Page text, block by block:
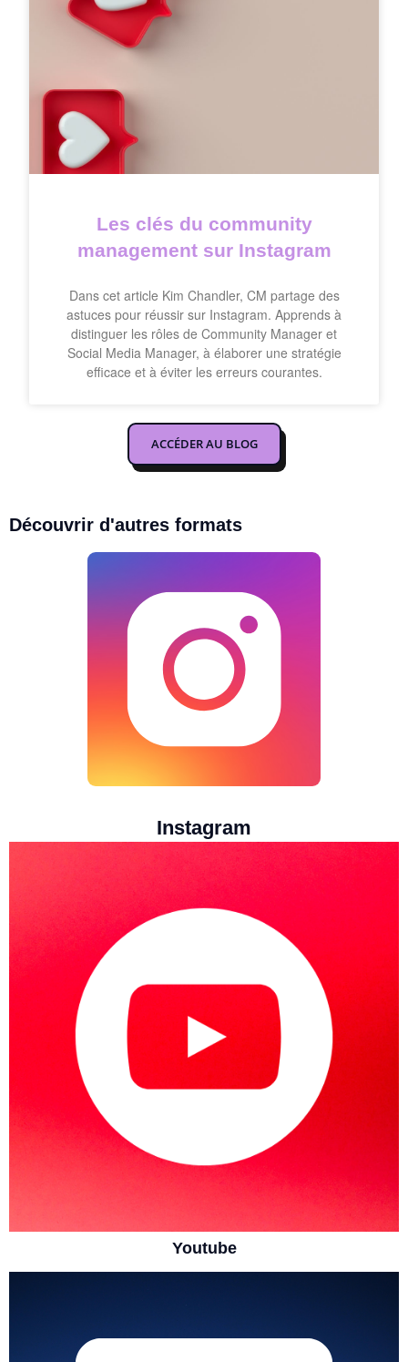
Les clés du community
management sur Instagram
Dans cet article Kim Chandler, CM partage des
astuces pour réussir sur Instagram. Apprends à
distinguer les rôles de Community Manager et
Social Media Manager, à élaborer une stratégie
efficace et à éviter les erreurs courantes.
ACCÉDER AU BLOG
Découvrir d'autres formats
Instagram
Youtube